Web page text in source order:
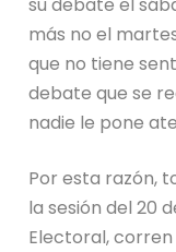
más no el
que no tiene
debate que se
nadie le pone
Por esta razón,
la sesión del 20
Electoral,